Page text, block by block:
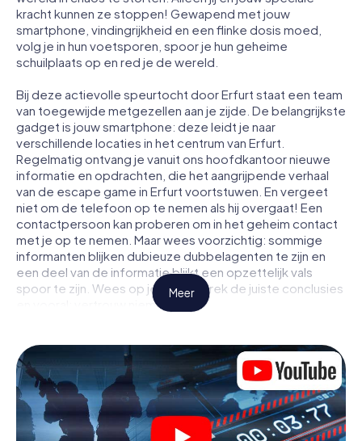
kracht kunnen ze stoppen! Gewapend met jouw
smartphone, vindingrijkheid en een flinke dosis moed,
volg je in hun voetsporen, spoor je hun geheime
schuilplaats op en red je de wereld.
Bij deze actievolle speurtocht door Erfurt staat een team
van toegewijde metgezellen aan je zijde. De belangrijkste
gadget is jouw smartphone: deze leidt je naar
verschillende locaties in het centrum van Erfurt.
Regelmatig ontvang je vanuit ons hoofdkantoor nieuwe
informatie en opdrachten, die het aangrijpende verhaal
van de escape game in Erfurt voortstuwen. En vergeet
niet om de telefoon op te nemen als hij overgaat! Een
contactpersoon kan proberen om in het geheim contact
met je op te nemen. Maar wees voorzichtig: sommige
informanten blijken dubieuze dubbelagenten te zijn en
een deel van de informatie blijkt een opzettelijk vals
spoor te zijn. Wees op je hoede, trek de juiste conclusies
en vooral: vertrouw niemand!
niet opgesloten in een kamer waaruit je jezelf binnen een
bepaald tijdvenster moet bevrijden. Met deze
speurtocht met een smartphone wordt heel Erfurt jouw
speelveld! De technische voorwaarden voor jouw
avontuur in Erfurt zijn een smartphone en toegang tot het
mobiel internet. Met één klik krijg jij toegang tot onze app.
Meer